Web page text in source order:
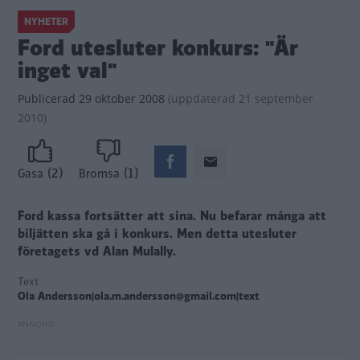
NYHETER
Ford utesluter konkurs: "Är
inget val"
Publicerad 29 oktober 2008 (uppdaterad 21 september
2010)
Gasa (2) Bromsa (1)
Ford kassa fortsätter att sina. Nu befarar många att
biljätten ska gå i konkurs. Men detta utesluter
företagets vd Alan Mulally.
Text
Ola Andersson|ola.m.andersson@gmail.com|text